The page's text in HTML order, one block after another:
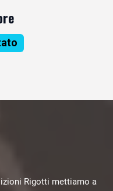
Rigotti mettiamo a